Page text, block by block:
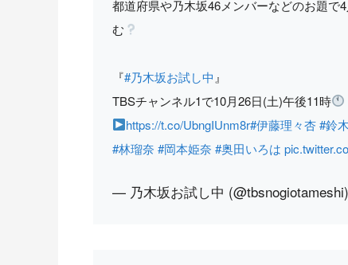
都道府県や乃木坂46メンバーなどのお題で
む
『#乃木坂お試し中 』
TBSチャンネル1で10月26日(土)午後11時
https://t.co/UbngIUnm8r#伊藤理々杏#鈴
#林瑠奈 #岡本姫奈 #奥田いろは
— 乃木坂お試し中 (@tbsnogiotameshi)